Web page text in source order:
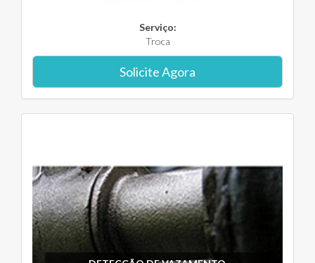
Serviço:
Troca
Solicite Agora